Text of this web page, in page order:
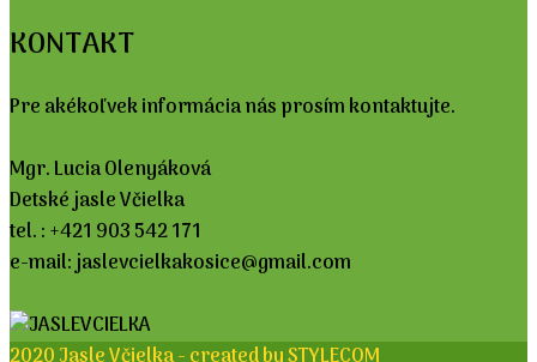
KONTAKT
Pre akékoľvek informácia nás prosím kontaktujte.
Mgr. Lucia Olenyáková
Detské jasle Včielka
tel. : +421 903 542 171
e-mail: jaslevcielkakosice@gmail.com